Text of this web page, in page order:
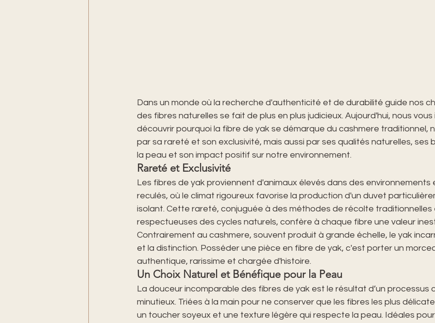
Dans un monde où la recherche d'authenticité et de durabilité guide nos
des fibres naturelles se fait de plus en plus judicieux. Aujourd'hui, nous vous
découvrir pourquoi la fibre de yak se démarque du cashmere traditionnel,
par sa rareté et son exclusivité, mais aussi par ses qualités naturelles, ses
la peau et son impact positif sur notre environnement.
Rareté et Exclusivité
Les fibres de yak proviennent d'animaux élevés dans des environnements
reculés, où le climat rigoureux favorise la production d'un duvet
isolant. Cette rareté, conjuguée à des méthodes de récolte traditionnelles
respectueuses des cycles naturels, confère à chaque fibre une valeur
Contrairement au cashmere, souvent produit à grande échelle, le yak
et la distinction. Posséder une pièce en fibre de yak, c'est porter un
authentique, rarissime et chargée d'histoire.
Un Choix Naturel et Bénéfique pour la Peau
La douceur incomparable des fibres de yak est le résultat d’un processus
minutieux. Triées à la main pour ne conserver que les fibres les plus
un toucher soyeux et une texture légère qui respecte la peau. Idéales